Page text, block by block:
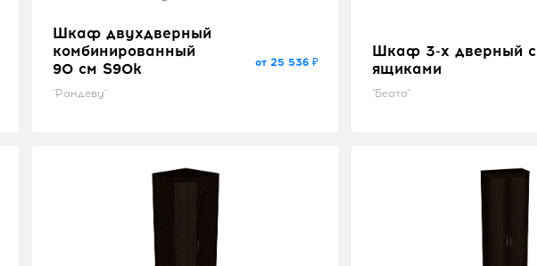
Шкаф двухдверный
комбинированный
90 см S90k
"Рандеву"
от 25 536 ₽
Шкаф 3-х дверный с
ящиками
"Беата"